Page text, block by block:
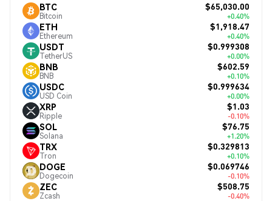
BTC
Bitcoin
$65,030.00
+0.40%
ETH
Ethereum
$1,918.47
+0.40%
USDT
TetherUS
$0.999308
+0.00%
BNB
BNB
$602.59
+0.10%
USDC
USD Coin
$0.999634
+0.00%
XRP
Ripple
$1.03
-0.10%
SOL
Solana
$76.75
+1.20%
TRX
Tron
$0.329813
+0.10%
DOGE
Dogecoin
$0.069746
-0.10%
ZEC
Zcash
$508.75
-0.40%